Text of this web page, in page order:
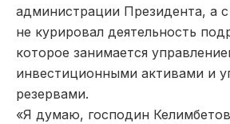
администрации Президента, а
не курировал деятельность
которое занимается
инвестиционными активами и
резервами.
«Я думаю, господин